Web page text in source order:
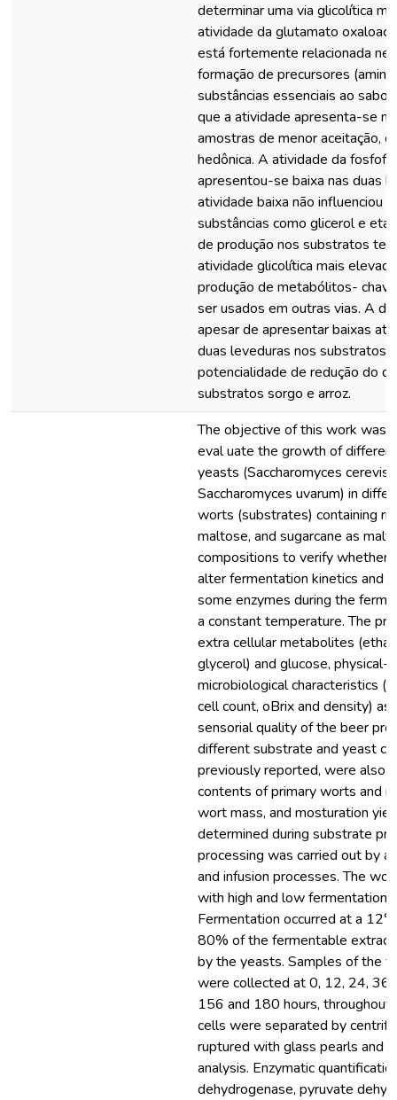
determinar uma via glicolítica
atividade da glutamato
está fortemente relacionada
formação de precursores
substâncias essenciais ao
que a atividade apresenta-se
amostras de menor aceitação,
hedônica. A atividade da
apresentou-se baixa nas duas
atividade baixa não influenciou
substâncias como glicerol e
de produção nos substratos
atividade glicolítica mais
produção de metabólitos-
ser usados em outras vias. A
apesar de apresentar baixas
duas leveduras nos substratos,
potencialidade de redução do
substratos sorgo e arroz.
The objective of this work was
eval uate the growth of
yeasts (Saccharomyces
Saccharomyces uvarum) in
worts (substrates) containing
maltose, and sugarcane as malt
compositions to verify whether
alter fermentation kinetics and
some enzymes during the
a constant temperature. The
extra cellular metabolites
glycerol) and glucose, physical-
microbiological characteristics
cell count, oBrix and density)
sensorial quality of the beer
different substrate and yeast
previously reported, were also
contents of primary worts and
wort mass, and mosturation
determined during substrate
processing was carried out by
and infusion processes. The
with high and low fermentation
Fermentation occurred at a
80% of the fermentable extract
by the yeasts. Samples of the
were collected at 0, 12, 24,
156 and 180 hours, throughout
cells were separated by
ruptured with glass pearls and
analysis. Enzymatic
dehydrogenase, pyruvate